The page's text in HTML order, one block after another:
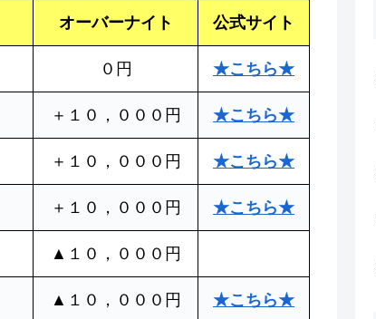
オーバーナイト 公式サイト
０円 ★こちら★
＋１０，０００円 ★こちら★
＋１０，０００円 ★こちら★
＋１０，０００円 ★こちら★
▲１０，０００円
▲１０，０００円 ★こちら★